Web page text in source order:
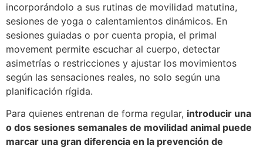
incorporándolo a sus rutinas de movilidad matutina,
sesiones de yoga o calentamientos dinámicos. En
sesiones guiadas o por cuenta propia, el primal
movement permite escuchar al cuerpo, detectar
asimetrías o restricciones y ajustar los movimientos
según las sensaciones reales, no solo según una
planificación rígida.
Para quienes entrenan de forma regular, introducir una
o dos sesiones semanales de movilidad animal puede
marcar una gran diferencia en la prevención de